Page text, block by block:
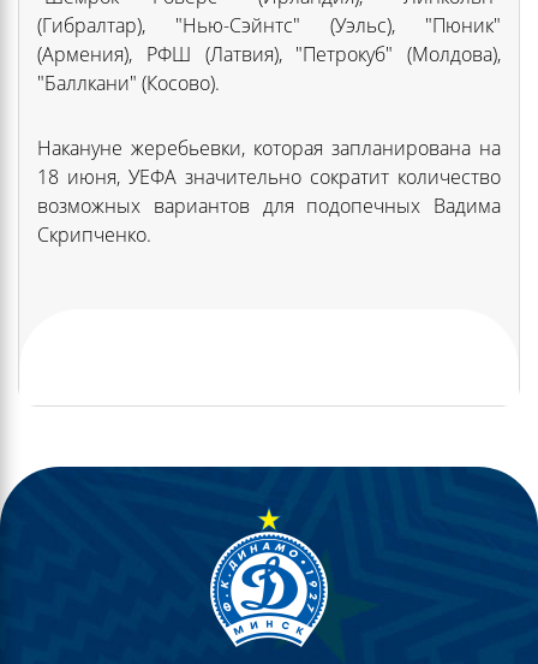
(Гибралтар), "Нью-Сэйнтс" (Уэльс), "Пюник"
(Армения), РФШ (Латвия), "Петрокуб" (Молдова),
"Баллкани" (Косово).
Накануне жеребьевки, которая запланирована на
18 июня, УЕФА значительно сократит количество
возможных вариантов для подопечных Вадима
Скрипченко.